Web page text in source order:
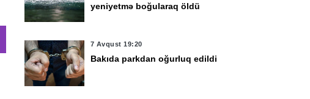
yeniyetmə boğularaq öldü
7 Avqust 19:20
Bakıda parkdan oğurluq edildi